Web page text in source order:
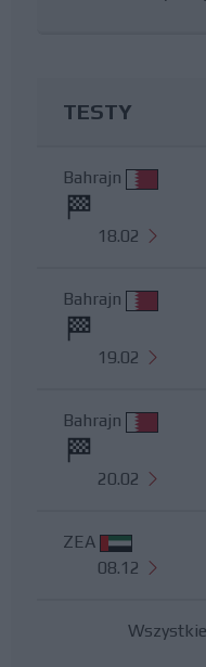
TESTY
Bahrajn
18.02
Bahrajn
19.02
Bahrajn
20.02
ZEA
08.12